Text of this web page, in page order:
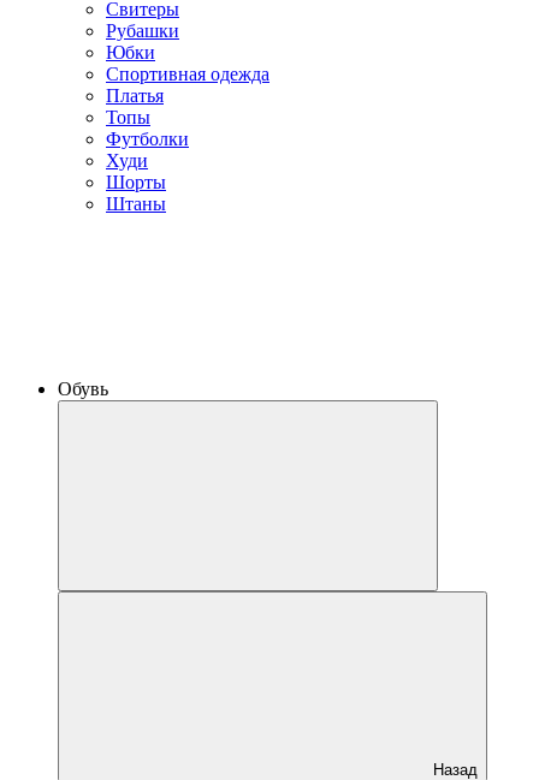
Свитеры
Рубашки
Юбки
Спортивная одежда
Платья
Топы
Футболки
Худи
Шорты
Штаны
Обувь
Назад